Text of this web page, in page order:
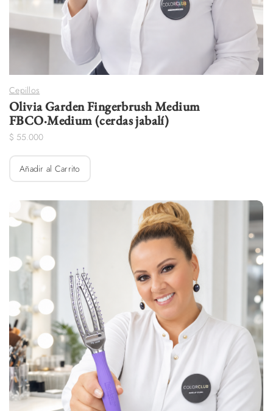
Cepillos
Olivia Garden Fingerbrush Medium
FBCO·Medium (cerdas jabalí)
$55.000